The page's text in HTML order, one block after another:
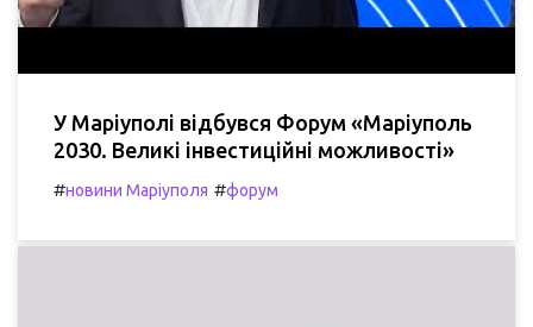
У Маріуполі відбувся Форум «Маріуполь
2030. Великі інвестиційні можливості»
#новини Маріуполя #форум